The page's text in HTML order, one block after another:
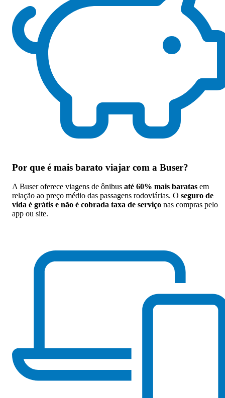
Por que é mais barato viajar com a Buser?
A Buser oferece viagens de ônibus até 60% mais baratas em
relação ao preço médio das passagens rodoviárias. O seguro de
vida é grátis e não é cobrada taxa de serviço nas compras pelo
app ou site.